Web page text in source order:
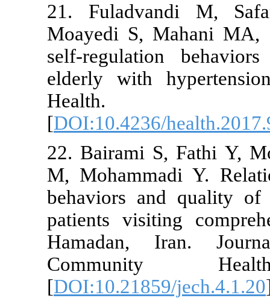
21.
Moayedi S,
self-
elderly
[
22. Bairami
M,
behaviors
patients
[